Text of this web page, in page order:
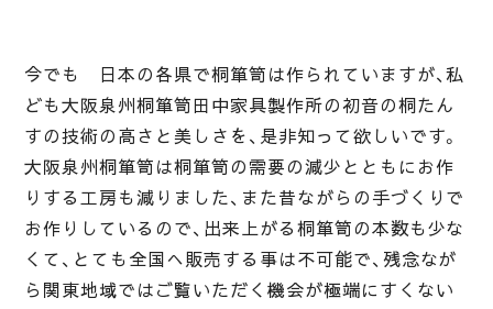
今でも 日本の各県で桐箪笥は作られていますが、私
ども大阪泉州桐箪笥田中家具製作所の初音の桐たん
すの技術の高さと美しさを、是非知って欲しいです。
大阪泉州桐箪笥は桐箪笥の需要の減少とともにお作
りする工房も減りました、また昔ながらの手づくりで
お作りしているので、出来上がる桐箪笥の本数も少な
くて、とても全国へ販売する事は不可能で、残念なが
ら関東地域ではご覧いただく機会が極端にすくない